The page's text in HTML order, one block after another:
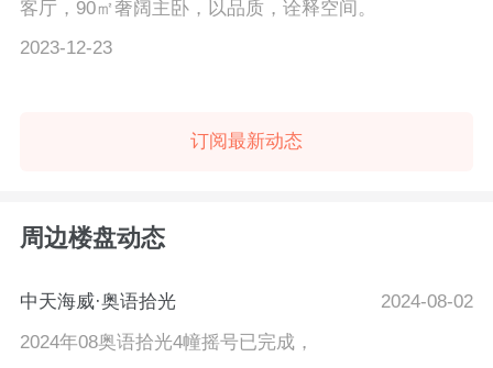
客厅，90㎡奢阔主卧，以品质，诠释空间。
2023-12-23
订阅最新动态
周边楼盘动态
中天海威·奥语拾光
2024-08-02
2024年08奥语拾光4幢摇号已完成，